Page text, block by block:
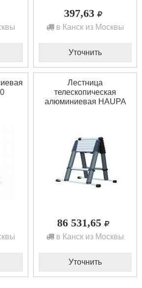
397,63
в Канск из Москвы
Уточнить
Лестница
телескопическая
алюминиевая HAUPA
86 531,65
в Канск из Москвы
Уточнить